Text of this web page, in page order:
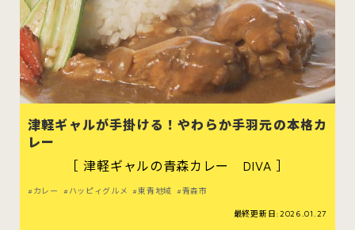
津軽ギャルが手掛ける！やわらか手羽元の本格カ
レー
［ 津軽ギャルの青森カレー DIVA ］
カレー ハッピィグルメ 東青地域 青森市
最終更新日:2026.01.27